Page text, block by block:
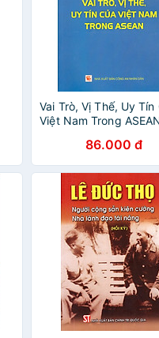
Vai Trò, Vị Thế, Uy Tín
Việt Nam Trong
86.000 đ